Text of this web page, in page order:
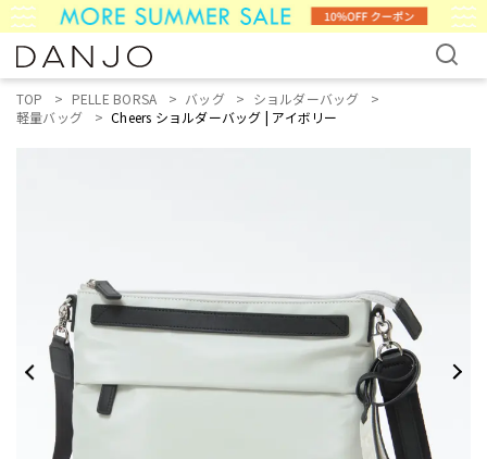
TOP PELLE BORSA バッグ
ショルダーバッグ
軽量バッグ
Cheers ショルダーバッグ | アイボリー